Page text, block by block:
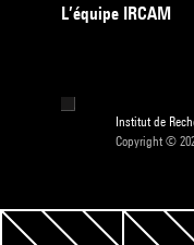
L’équipe IRCAM
Institut de
Copyright ©